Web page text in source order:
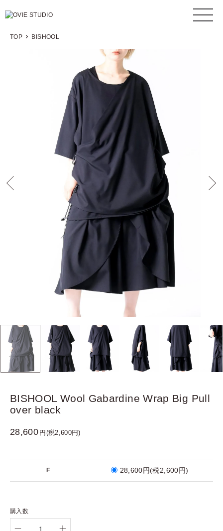
TOP BISHOOL
BISHOOL Wool Gabardine Wrap Big Pull
over black
28,600 円(税2,600円)
F 28,600円(税2,600円)
購入数